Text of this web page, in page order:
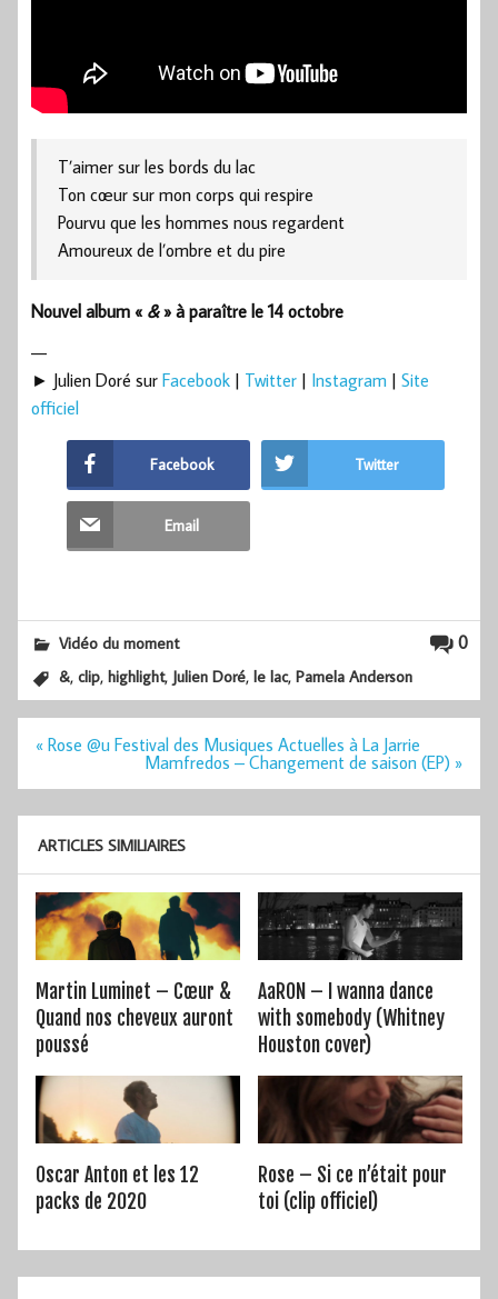
T’aimer sur les bords du lac
Ton cœur sur mon corps qui respire
Pourvu que les hommes nous regardent
Amoureux de l’ombre et du pire
Nouvel album « &» à paraître le 14 octobre
—
► Julien Doré sur Facebook | Twitter | Instagram | Site
officiel
Facebook Twitter
Email
0
Vidéo du moment
&,clip,highlight, Julien Doré,le lac,Pamela Anderson
Navigation
« Rose @u Festival des Musiques Actuelles à La Jarrie
Mamfredos – Changement de saison (EP) »
ARTICLES SIMILIAIRES
Martin Luminet – Cœur &
Quand nos cheveux auront
poussé
AaRON – I wanna dance
with somebody (Whitney
Houston cover)
Oscar Anton et les 12
packs de 2020
Rose – Si ce n’était pour
toi (clip officiel)